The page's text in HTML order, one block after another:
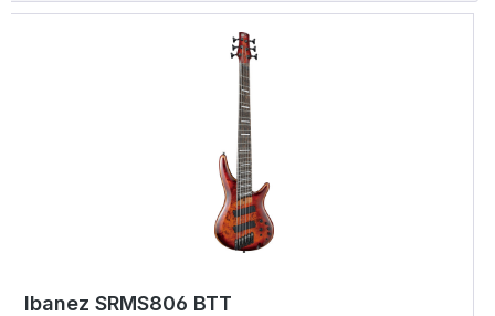
Ibanez SRMS806 BTT